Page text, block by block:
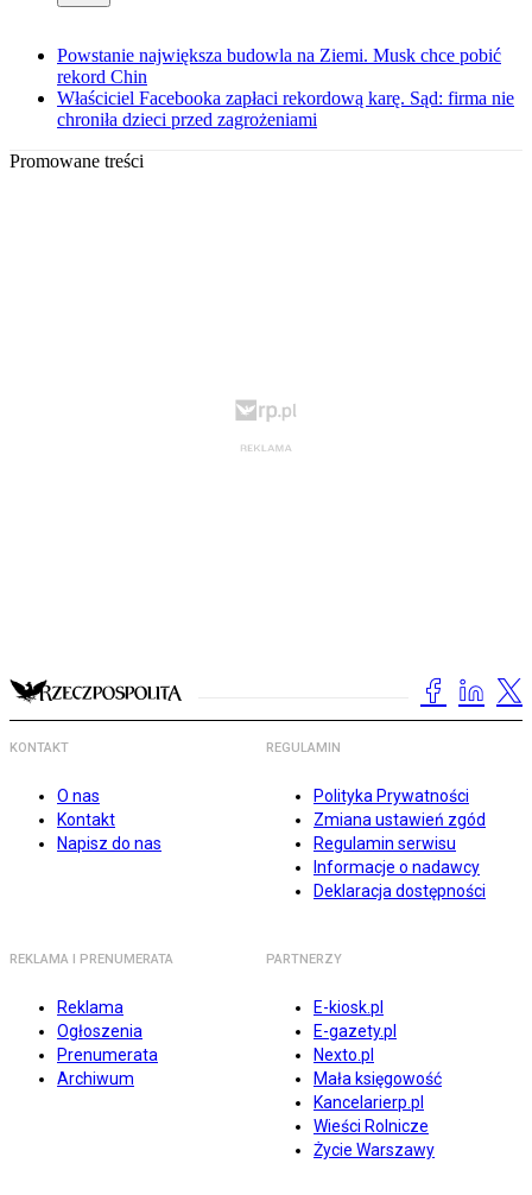
Powstanie największa budowla na Ziemi. Musk chce pobić
rekord Chin
Właściciel Facebooka zapłaci rekordową karę. Sąd: firma nie
chroniła dzieci przed zagrożeniami
Promowane treści
KONTAKT
O nas
Kontakt
Napisz do nas
REGULAMIN
Polityka Prywatności
Zmiana ustawień zgód
Regulamin serwisu
Informacje o nadawcy
Deklaracja dostępności
REKLAMA I PRENUMERATA
Reklama
Ogłoszenia
Prenumerata
Archiwum
PARTNERZY
E-kiosk.pl
E-gazety.pl
Nexto.pl
Mała księgowość
Kancelarierp.pl
Wieści Rolnicze
Życie Warszawy